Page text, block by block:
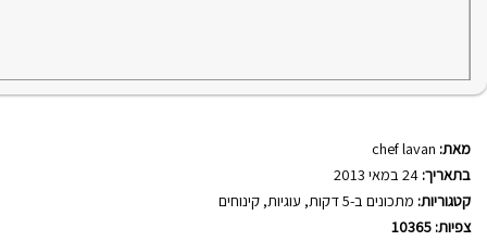
מאת: chef lavan
בתאריך:
קטגוריות: מתכונים ב-5 דקות , עוגיות, קינוחים
צפיות: 10365